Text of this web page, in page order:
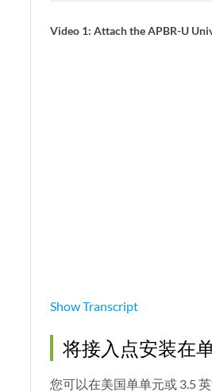
Video 1: Attach the APBR-U
ShowTranscript
将接入点安装在
您可以在美国单单元或 3.5